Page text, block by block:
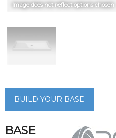
Image does not reflect options chosen
BUILD YOUR BASE
BASE